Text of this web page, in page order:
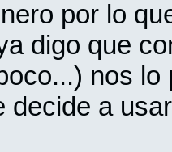
por lo
digo que
nos
decide a